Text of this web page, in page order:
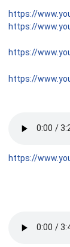
https://
https://
https://
https://
https://